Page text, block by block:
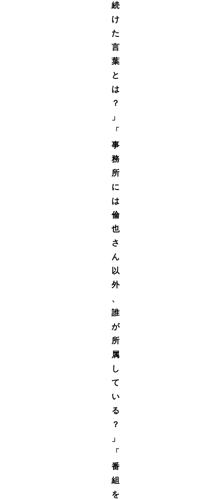
続
け
た
言
葉
と
は
？
」
「
事
務
所
に
は
倫
也
さ
ん
以
外
、
誰
が
所
属
し
て
い
る
？
」
「
番
組
を